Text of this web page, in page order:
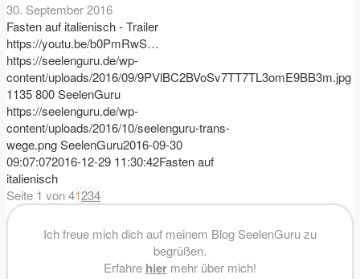
30. September 2016
Fasten auf italienisch - Trailer
https://youtu.be/b0PmRwS…
https://seelenguru.de/wp-
content/uploads/2016/09/9PVlBC2BVoSv7TT7TL3omE9BB3m.jpg
1135800SeelenGuru
https://seelenguru.de/wp-
content/uploads/2016/10/seelenguru-trans-
wege.pngSeelenGuru2016-09-30
09:07:072016-12-29 11:30:42Fasten auf
italienisch
Seite 1 von 41234
Ich freue mich dich auf meinem Blog SeelenGuru zu
begrüßen.
Erfahre hier mehr über mich!